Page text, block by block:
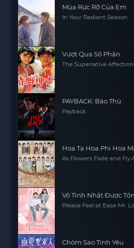
Mùa Rực Rỡ Của Em
In Your Radiant Season
Vượt Qua Số Phận
The Superlative
PAYBACK: Báo Thù
Payback
Hoa Tạ Hoa Phi Hoa
As Flowers Fade and Fly
Vô Tình Nhặt Được
Please Feel at Ease Mr.
Chòm Sao Tình Yêu